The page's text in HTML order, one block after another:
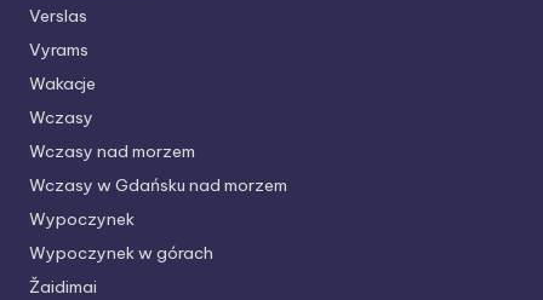
Verslas
Vyrams
Wakacje
Wczasy
Wczasy nad morzem
Wczasy w Gdańsku nad morzem
Wypoczynek
Wypoczynek w górach
Žaidimai